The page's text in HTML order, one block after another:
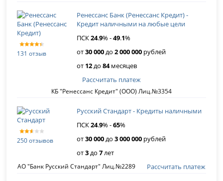
131 отзыв
Ренессанс Банк (Ренессанс Кредит) -
Кредит наличными на любые цели
ПСК24.9% -49.1%
от30 000до2 000 000 рублей
от 12до84месяцев
КБ "Ренессанс Кредит" (ООО) Лиц.№3354
Рассчитать платеж
250 отзывов
Русский Стандарт - Кредиты наличными
ПСК24.9% -65%
от30 000до3 000 000 рублей
от3до7лет
АО "Банк Русский Стандарт" Лиц.№2289 Рассчитать платеж